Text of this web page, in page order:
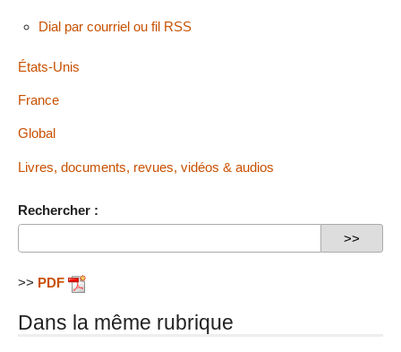
Dial par courriel ou fil RSS
États-Unis
France
Global
Livres, documents, revues, vidéos & audios
Rechercher :
>> PDF
Dans la même rubrique